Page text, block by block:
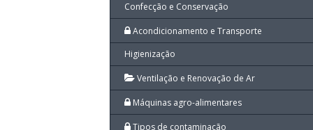
Confecção e Conservação
Acondicionamento e Transporte
Higienização
Ventilação e Renovação de Ar
Máquinas agro-alimentares
Tipos de contaminação